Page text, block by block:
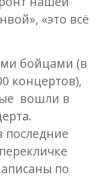
«это всё
бойцами (в
концертов),
вошли в
последние
по